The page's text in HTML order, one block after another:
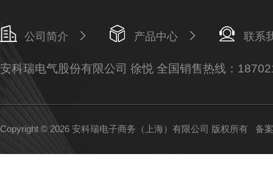
公司简介 产品中心 联系
安科瑞电气股份有限公司 徐悦 全国销售热线：
Copyright © 2026 安科瑞电子商务（上海）有限公司 版权所有 备